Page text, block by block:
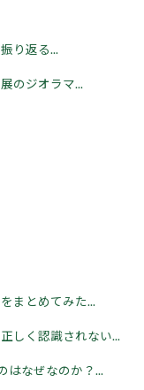
り返る...
のジオラマ...
まとめてみた...
しく認識されない...
はなぜなのか？...